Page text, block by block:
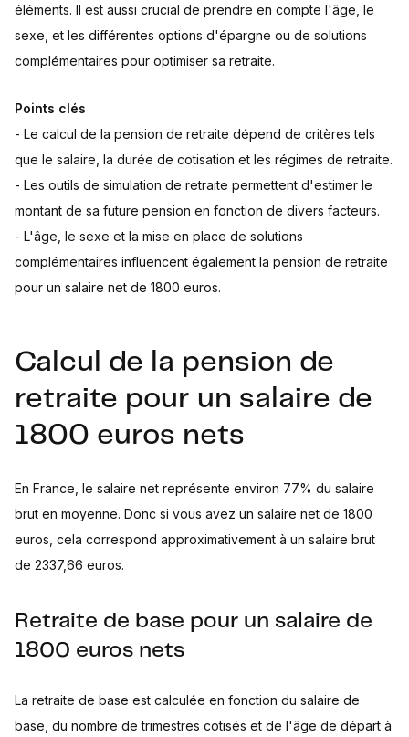
éléments. Il est aussi crucial de prendre en compte l'âge, le
sexe, et les différentes options d'épargne ou de solutions
complémentaires pour optimiser sa retraite.
Points clés
- Le calcul de la pension de retraite dépend de critères tels
que le salaire, la durée de cotisation et les régimes de retraite.
- Les outils de simulation de retraite permettent d'estimer le
montant de sa future pension en fonction de divers facteurs.
- L'âge, le sexe et la mise en place de solutions
complémentaires influencent également la pension de retraite
pour un salaire net de 1800 euros.
Calcul de la pension de
retraite pour un salaire de
1800 euros nets
En France, le salaire net représente environ 77% du salaire
brut en moyenne. Donc si vous avez un salaire net de 1800
euros, cela correspond approximativement à un salaire brut
de 2337,66 euros.
Retraite de base pour un salaire de
1800 euros nets
La retraite de base est calculée en fonction du salaire de
base, du nombre de trimestres cotisés et de l'âge de départ à